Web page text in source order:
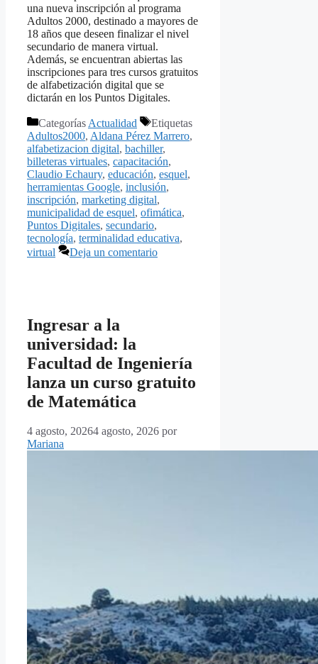
una nueva inscripción al programa
Adultos 2000, destinado a mayores de
18 años que deseen finalizar el nivel
secundario de manera virtual.
Además, se encuentran abiertas las
inscripciones para tres cursos gratuitos
de alfabetización digital que se
dictarán en los Puntos Digitales.
Categorías Actualidad
Etiquetas
Adultos2000, Aldana Pérez Marrero,
alfabetizacion digital, bachiller,
billeteras virtuales, capacitación,
Claudio Echaury, educación, esquel,
herramientas Google, inclusión,
inscripción, marketing digital,
municipalidad de esquel, ofimática,
Puntos Digitales, secundario,
tecnología, terminalidad educativa,
virtual
Deja un comentario
Ingresar a la
universidad: la
Facultad de Ingeniería
lanza un curso gratuito
de Matemática
4 agosto, 20264 agosto, 2026 por
Mariana